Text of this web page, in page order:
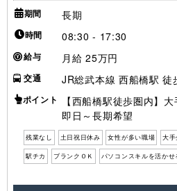
期間 長期
時間 08:30 - 17:30
給与 月給 25万円
交通 JR総武本線 西船橋駅 徒
ポイント
【西船橋駅徒歩圏内】
即日～長期希望
残業なし 土日祝日休み 女性が多い職場 大
駅チカ ブランクＯＫ パソコンスキルを活かせ